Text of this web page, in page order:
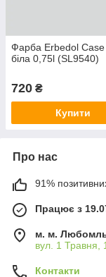
Фарба Erbedol Case
біла 0,75l (SL9540)
720 ₴
Купити
Про нас
91%
Працює з
м. м.
вул. 1 Травня,
Контакти